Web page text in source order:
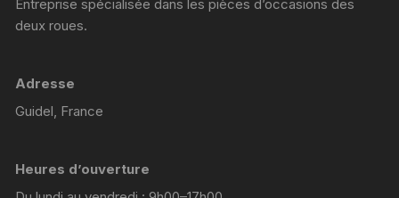
Entreprise spécialisée dans les pièces d’occasions des
deux roues.
Adresse
Guidel, France
Heures d’ouverture